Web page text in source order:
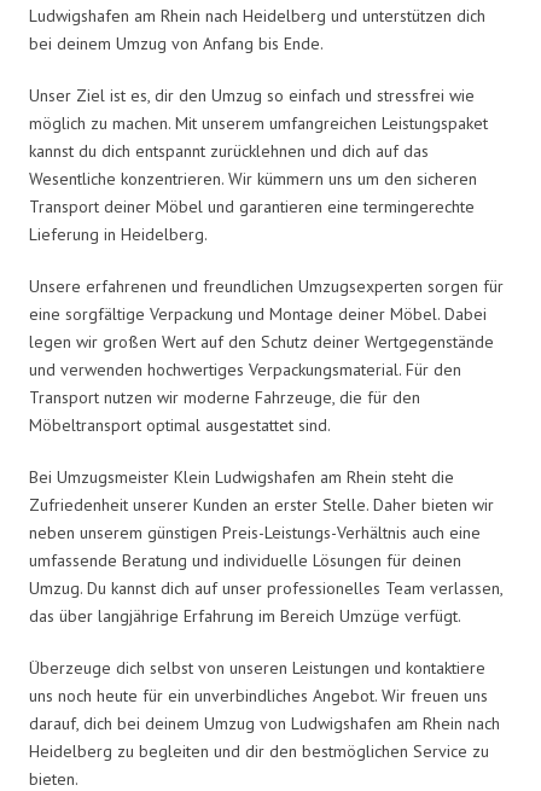
Ludwigshafen am Rhein nach Heidelberg und unterstützen dich
bei deinem Umzug von Anfang bis Ende.
Unser Ziel ist es, dir den Umzug so einfach und stressfrei wie
möglich zu machen. Mit unserem umfangreichen Leistungspaket
kannst du dich entspannt zurücklehnen und dich auf das
Wesentliche konzentrieren. Wir kümmern uns um den sicheren
Transport deiner Möbel und garantieren eine termingerechte
Lieferung in Heidelberg.
Unsere erfahrenen und freundlichen Umzugsexperten sorgen für
eine sorgfältige Verpackung und Montage deiner Möbel. Dabei
legen wir großen Wert auf den Schutz deiner Wertgegenstände
und verwenden hochwertiges Verpackungsmaterial. Für den
Transport nutzen wir moderne Fahrzeuge, die für den
Möbeltransport optimal ausgestattet sind.
Bei Umzugsmeister Klein Ludwigshafen am Rhein steht die
Zufriedenheit unserer Kunden an erster Stelle. Daher bieten wir
neben unserem günstigen Preis-Leistungs-Verhältnis auch eine
umfassende Beratung und individuelle Lösungen für deinen
Umzug. Du kannst dich auf unser professionelles Team verlassen,
das über langjährige Erfahrung im Bereich Umzüge verfügt.
Überzeuge dich selbst von unseren Leistungen und kontaktiere
uns noch heute für ein unverbindliches Angebot. Wir freuen uns
darauf, dich bei deinem Umzug von Ludwigshafen am Rhein nach
Heidelberg zu begleiten und dir den bestmöglichen Service zu
bieten.